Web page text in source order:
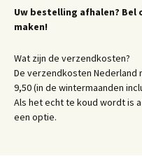
Uw bestelling afhalen? Bel
maken!
Wat zijn de verzendkosten?
De verzendkosten
9,50 (in de wintermaanden
Als het echt te koud wordt is
een optie.